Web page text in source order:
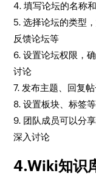
4. 填写论坛的名称
5. 选择论坛的类型
反馈论坛等
6. 设置论坛权限，
讨论
7. 发布主题、回复
8. 设置板块、标签
9. 团队成员可以分
深入讨论
4.Wiki知识